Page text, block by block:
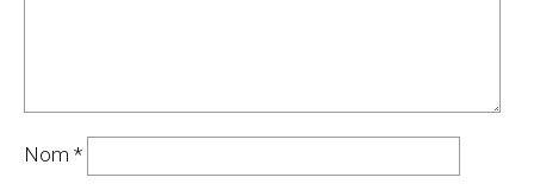
Nom *